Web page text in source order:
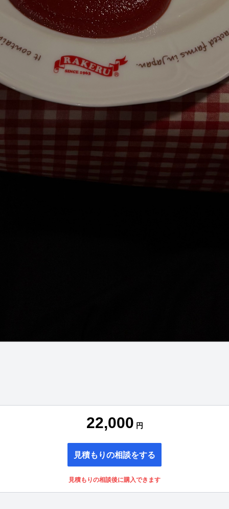
22,000 円
見積もりの相談をする
見積もりの相談後に購入できます